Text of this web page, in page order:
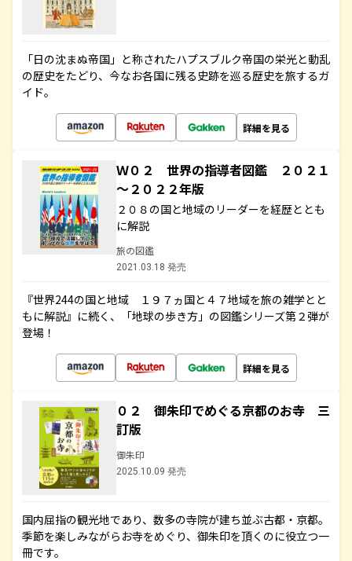
「日の沈まぬ帝国」と称されたハプスブルク帝国の栄光と動乱
の歴史をたどり、今なお各国に残る史跡を巡る歴史を旅するガ
イド。
詳細を見る
Ｗ０２ 世界の指導者図鑑 ２０２１
～２０２２年版
２０８の国と地域のリーダーを経歴ととも
に解説
旅の図鑑
2021.03.18 発売
『世界244の国と地域 １９７ヵ国と４７地域を旅の雑学とと
もに解説』に続く、「地球の歩き方」の図鑑シリーズ第２弾が
登場！
詳細を見る
０２ 御朱印でめぐる京都のお寺 三
訂版
御朱印
2025.10.09 発売
国内屈指の観光地であり、数多の寺院が建ち並ぶ古都・京都。
季節を楽しみながらお寺をめぐり、御朱印を頂くのに役立つ一
冊です。